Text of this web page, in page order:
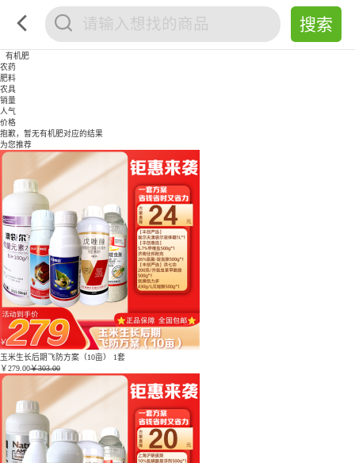
有机肥
农药
肥料
农具
销量
人气
价格
抱歉，暂无有机肥对应的结果
为您推荐
玉米生长后期飞防方案（10亩） 1套
￥279.00￥303.00